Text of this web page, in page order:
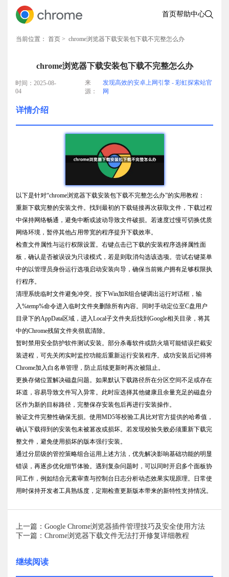
首页帮助中心
当前位置： 首页 > chrome浏览器下载安装包下载不完整怎么办
chrome浏览器下载安装包下载不完整怎么办
时间：2025-08-
04
来
源：
发现高效的安卓上网引擎 - 彩虹探索站官
网
详情介绍
以下是针对“chrome浏览器下载安装包下载不完整怎么办”的实用教程：
重新下载完整的安装文件。找到最初的下载链接再次获取文件，下载过程
中保持网络畅通，避免中断或波动导致文件破损。若速度过慢可切换优质
网络环境，暂停其他占用带宽的程序提升下载效率。
检查文件属性与运行权限设置。右键点击已下载的安装程序选择属性面
板，确认是否被误设为只读模式，若是则取消勾选该选项。尝试右键菜单
中的以管理员身份运行选项启动安装向导，确保当前账户拥有足够权限执
行程序。
清理系统临时文件避免冲突。按下Win加R组合键调出运行对话框，输
入%temp%命令进入临时文件夹删除所有内容。同时手动定位至C盘用户
目录下的AppData区域，进入Local子文件夹后找到Google相关目录，将其
中的Chrome残留文件夹彻底清除。
暂时禁用安全防护软件测试安装。部分杀毒软件或防火墙可能错误拦截安
装进程，可先关闭实时监控功能后重新运行安装程序。成功安装后记得将
Chrome加入白名单管理，防止后续更新时再次被阻止。
更换存储位置解决磁盘问题。如果默认下载路径所在分区空间不足或存在
坏道，容易导致文件写入异常。此时应选择其他健康且余量充足的磁盘分
区作为新的目标路径，完整保存安装包后再进行安装操作。
验证文件完整性确保无损。使用MD5等校验工具比对官方提供的哈希值，
确认下载得到的安装包未被篡改或损坏。若发现校验失败必须重新下载完
整文件，避免使用损坏的版本强行安装。
通过分层级的管控策略组合运用上述方法，优先解决影响基础功能的明显
错误，再逐步优化细节体验。遇到复杂问题时，可以同时开启多个面板协
同工作，例如结合元素审查与控制台日志分析动态效果实现原理。日常使
用时保持开发者工具熟练度，定期检查更新版本带来的新特性支持情况。
上一篇：Google Chrome浏览器插件管理技巧及安全使用方法
下一篇：Chrome浏览器下载文件无法打开修复详细教程
继续阅读